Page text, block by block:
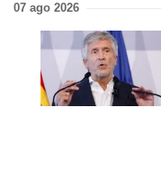
07 ago 2026